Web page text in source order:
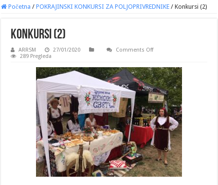
Početna / POKRAJINSKI KONKURSI ZA POLJOPRIVREDNIKE / Konkursi (2)
Konkursi (2)
ARRSM 27/01/2020 Comments Offon
289 Pregleda